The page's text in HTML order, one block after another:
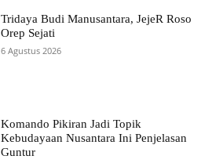
Tridaya Budi Manusantara, JejeR Roso
Orep Sejati
6 Agustus 2026
Komando Pikiran Jadi Topik
Kebudayaan Nusantara Ini Penjelasan
Guntur